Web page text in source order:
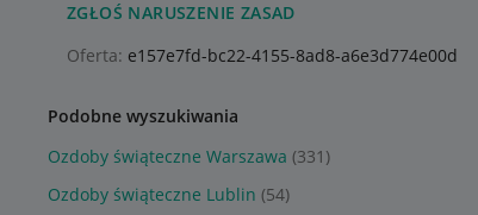
ZGŁOŚ NARUSZENIE ZASAD
Oferta: e157e7fd-bc22-4155-8ad8-a6e3d774e00d
Podobne wyszukiwania
Ozdoby świąteczne Warszawa (331)
Ozdoby świąteczne Lublin (54)